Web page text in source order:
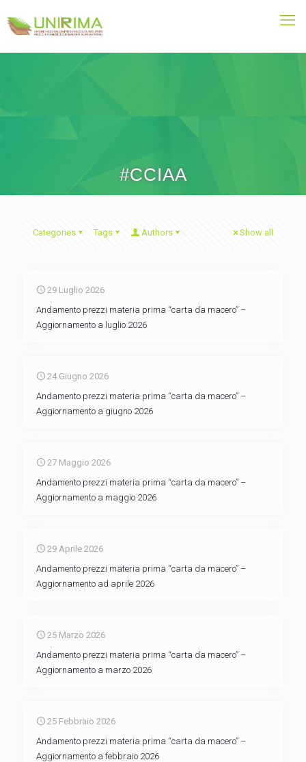
#CCIAA
Categories Tags Authors Show all
29 Luglio 2026
Andamento prezzi materia prima “carta da macero” –
Aggiornamento a luglio 2026
24 Giugno 2026
Andamento prezzi materia prima “carta da macero” –
Aggiornamento a giugno 2026
27 Maggio 2026
Andamento prezzi materia prima “carta da macero” –
Aggiornamento a maggio 2026
29 Aprile 2026
Andamento prezzi materia prima “carta da macero” –
Aggiornamento ad aprile 2026
25 Marzo 2026
Andamento prezzi materia prima “carta da macero” –
Aggiornamento a marzo 2026
25 Febbraio 2026
Andamento prezzi materia prima “carta da macero” –
Aggiornamento a febbraio 2026